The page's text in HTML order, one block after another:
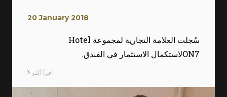
20 January 2018
سُجلت العلامة التجارية لمجموعة Hotel
ON7لاستكمال الاستثمار في الفندق.
اقرأ أكثر